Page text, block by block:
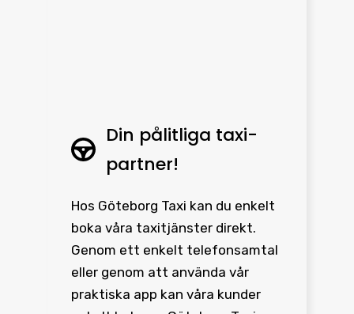
Din pålitliga taxi-
partner!
Hos Göteborg Taxi kan du enkelt
boka våra taxitjänster direkt.
Genom ett enkelt telefonsamtal
eller genom att använda vår
praktiska app kan våra kunder